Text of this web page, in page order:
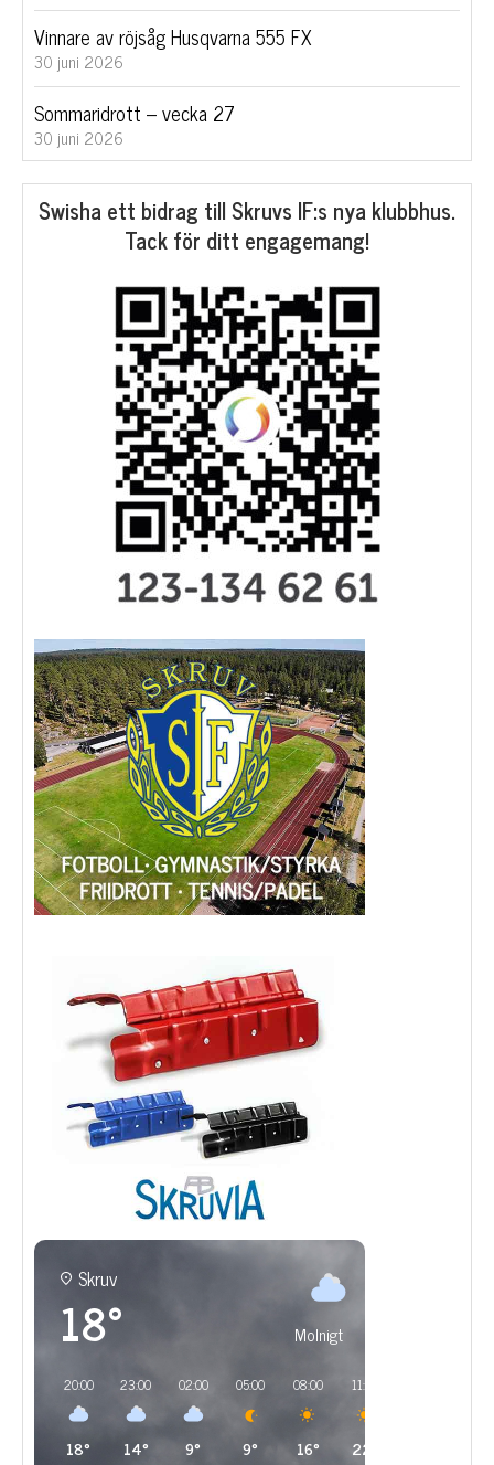
Swisha ett bidrag till Skruvs IF:s nya klubbhus.
Tack för ditt engagemang!
Skruv
18° Molnigt
20:00
18°
23:00
14°
02:00
9°
05:00
9°
08:00
16°
11:00
22°
Vinnare av röjsåg Husqvarna 555 FX
30 juni 2026
Sommaridrott – vecka 27
30 juni 2026